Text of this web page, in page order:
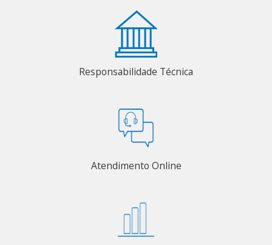
Responsabilidade Técnica
Atendimento Online